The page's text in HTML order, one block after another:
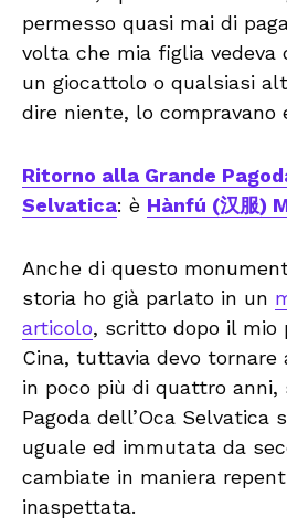
permesso quasi mai di
volta che mia figlia vedeva
un giocattolo o qualsiasi
dire niente, lo compravano
Ritorno alla Grande
Selvatica: è Hànfú (汉服)
Anche di questo
storia ho già parlato in un
articolo, scritto dopo il mio
Cina, tuttavia devo tornare
in poco più di quattro anni,
Pagoda dell’Oca Selvatica
uguale ed immutata da
cambiate in maniera
inaspettata.